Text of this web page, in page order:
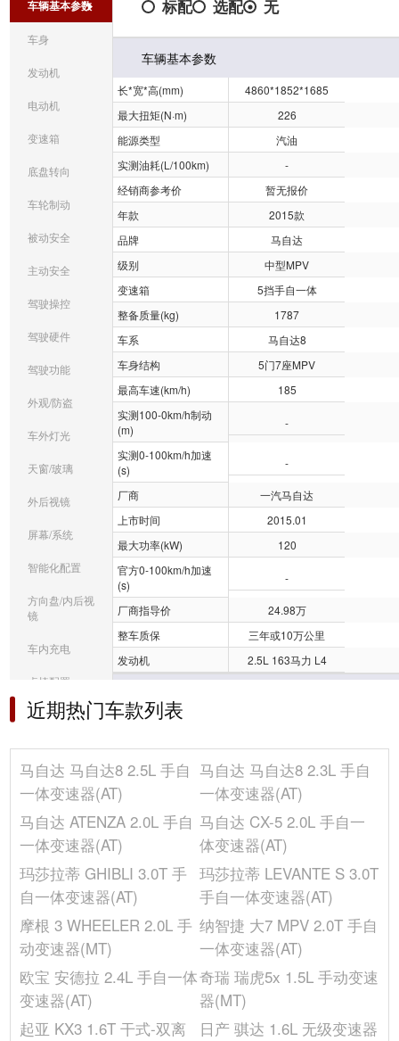
车辆基本参数
车身
发动机
电动机
变速箱
底盘转向
车轮制动
被动安全
主动安全
驾驶操控
驾驶硬件
驾驶功能
外观/防盗
车外灯光
天窗/玻璃
外后视镜
屏幕/系统
智能化配置
方向盘/内后视
镜
车内充电
桌椅配置
音响/车内灯光
冰箱/空调
选装包
其它
标配 选配 无
车辆基本参数
长*宽*高(mm)
4860*1852*1685
最大扭矩(N·m)
226
能源类型
汽油
实测油耗(L/100km)
-
经销商参考价
暂无报价
年款
2015款
品牌
马自达
级别
中型MPV
变速箱
5挡手自一体
整备质量(kg)
1787
车系
马自达8
车身结构
5门7座MPV
最高车速(km/h)
185
实测100-0km/h制动
(m)
-
实测0-100km/h加速
(s)
-
厂商
一汽马自达
上市时间
2015.01
最大功率(kW)
120
官方0-100km/h加速
(s)
-
厂商指导价
24.98万
整车质保
三年或10万公里
发动机
2.5L 163马力 L4
车门数(个)
5
座位数(个)
7
整备质量(kg)
1787
轴距(mm)
2950
车身结构
5门7座MPV
前轮距(mm)
1610
最小离地间隙(mm)
-
高度(mm)
1685
1852
长度(mm)
4860
油箱容积(L)
69
近期热门车款列表
马自达 马自达8 2.5L 手自
一体变速器(AT)
马自达 马自达8 2.3L 手自
一体变速器(AT)
马自达 ATENZA 2.0L 手自
一体变速器(AT)
马自达 CX-5 2.0L 手自一
体变速器(AT)
玛莎拉蒂 GHIBLI 3.0T 手
自一体变速器(AT)
玛莎拉蒂 LEVANTE S 3.0T
手自一体变速器(AT)
摩根 3 WHEELER 2.0L 手
动变速器(MT)
纳智捷 大7 MPV 2.0T 手自
一体变速器(AT)
欧宝 安德拉 2.4L 手自一体
变速器(AT)
奇瑞 瑞虎5x 1.5L 手动变速
器(MT)
起亚 KX3 1.6T 干式-双离
日产 骐达 1.6L 无级变速器